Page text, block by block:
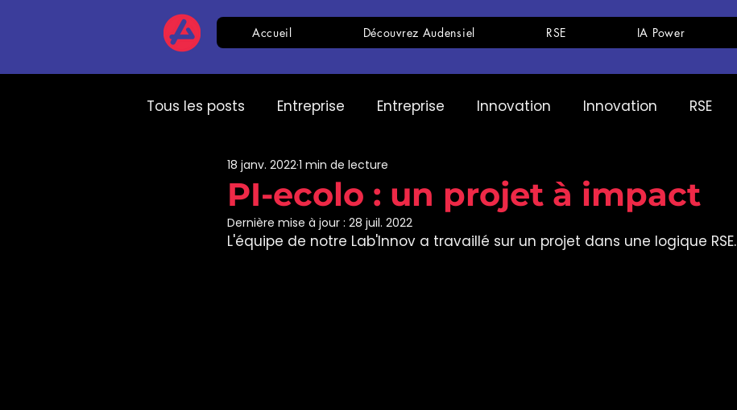
Accueil Découvrez Audensiel RSE IA Power
Tous les posts Entreprise Entreprise Innovation Innovation RSE
Classements Classements
Parole d'experts RH RH Recrutement Recrutement IA IA
PI-ecolo : un projet à impact
18 janv. 20221 min de lecture
Dernière mise à jour : 28 juil. 2022
L'équipe de notre Lab'Innov a travaillé sur un projet dans une logique RSE.